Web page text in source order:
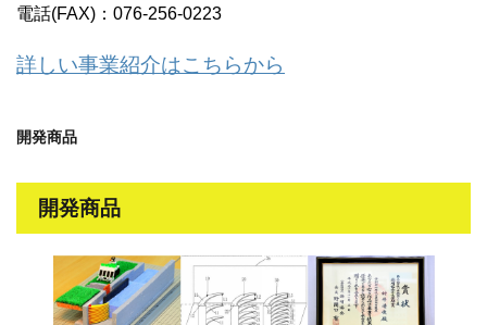
電話(FAX)：076-256-0223
詳しい事業紹介はこちらから
開発商品
開発商品